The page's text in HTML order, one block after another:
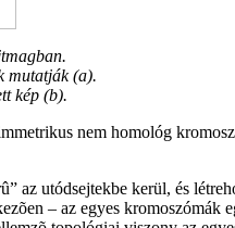
mutatják (a).
kép (b).
nem homológ
az utódsejtekbe kerül, és
– az egyes kromoszómák